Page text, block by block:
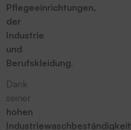
Pflegeeinrichtungen,
der
Industrie
und
Berufskleidung.
Dank
seiner
hohen
Industriewaschbeständigkeit